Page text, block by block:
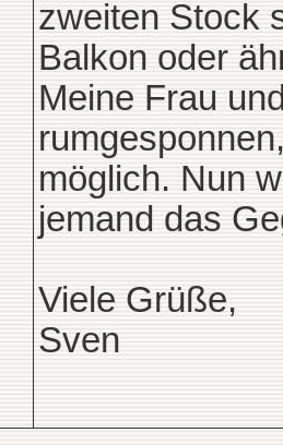
zweiten Stock
Balkon oder
Meine Frau
möglich. Nun
jemand das
Viele Grüße,
Sven